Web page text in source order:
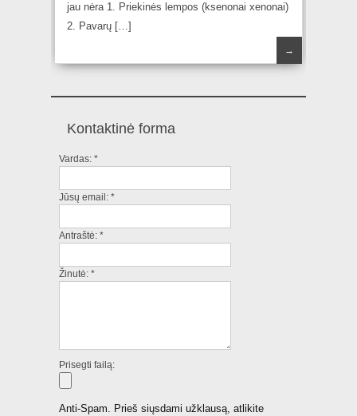
jau nėra 1. Priekinės lempos (ksenonai xenonai)
2. Pavarų […]
→
Kontaktinė forma
Vardas: *
Jūsų email: *
Antraštė: *
Žinutė: *
Prisegti failą:
Anti-Spam. Prieš siųsdami užklausą, atlikite